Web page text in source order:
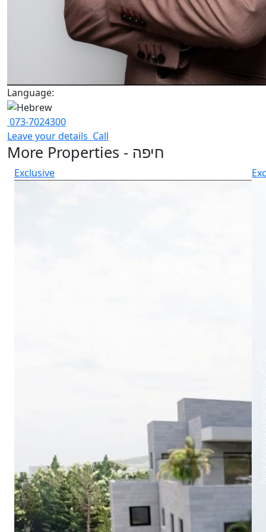
Language:
073-7024300
Leave your details Call
More Properties - חיפה
Exclusive